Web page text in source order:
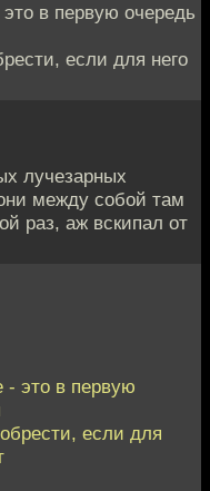
в первую очередь
если для него
лучезарных
между собой там
раз, аж вскипал от
- это в первую
если для